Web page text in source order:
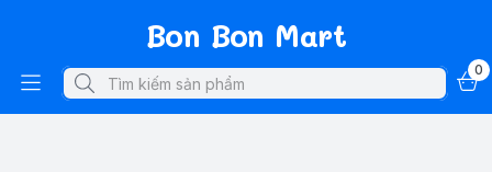
Bon Bon Mart
0